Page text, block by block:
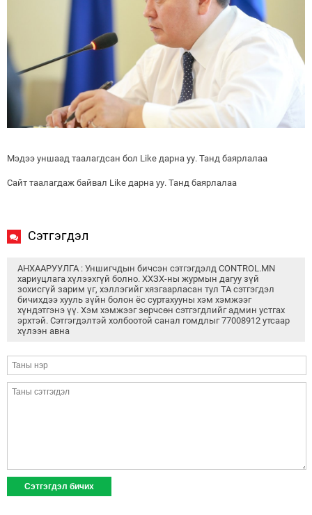
Мэдээ уншаад таалагдсан бол Like дарна уу. Танд баярлалаа
Сайт таалагдаж байвал Like дарна уу. Танд баярлалаа
Сэтгэгдэл
АНХААРУУЛГА : Уншигчдын бичсэн сэтгэгдэлд CONTROL.MN
хариуцлага хүлээхгүй болно. ХХЗХ-ны журмын дагуу зүй
зохисгүй зарим үг, хэллэгийг хязгаарласан тул ТА сэтгэгдэл
бичихдээ хууль зүйн болон ёс суртахууны хэм хэмжээг
хүндэтгэнэ үү. Хэм хэмжээг зөрчсөн сэтгэгдлийг админ устгах
эрхтэй. Сэтгэгдэлтэй холбоотой санал гомдлыг 77008912 утсаар
хүлээн авна